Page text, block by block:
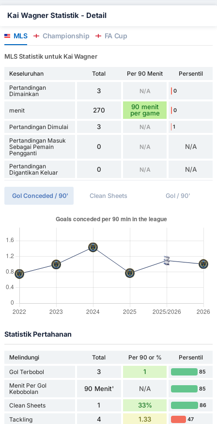
Kai Wagner Statistik - Detail
MLS Championship FA Cup
MLS Statistik untuk Kai Wagner
Keseluruhan Total Per 90 Menit
Persentil
Pertandingan
Dimainkan
3 N/A 0
menit 270
90 menit
per game
0
Pertandingan Dimulai 3 N/A 1
Pertandingan Masuk
Sebagai Pemain
Pengganti
0 N/A N/A
Pertandingan
Digantikan Keluar
0 N/A N/A
Gol Conceded / 90' Clean Sheets Gol / 90'
Statistik Pertahanan
Melindungi Total Per 90 or %
Persentil
Gol Terbobol
3 1 85
Menit Per Gol
Kebobolan
90 Menit' N/A 85
Clean Sheets 1 33% 86
Tackling 4 1.33 47